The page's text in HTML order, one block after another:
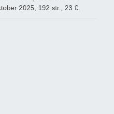
2025, 192 str., 23 €.